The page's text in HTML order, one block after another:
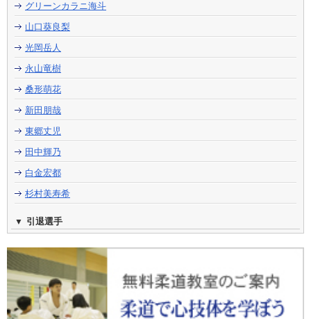
グリーンカラニ海斗
山口葵良梨
光岡岳人
永山竜樹
桑形萌花
新田朋哉
東郷丈児
田中輝乃
白金宏都
杉村美寿希
引退選手